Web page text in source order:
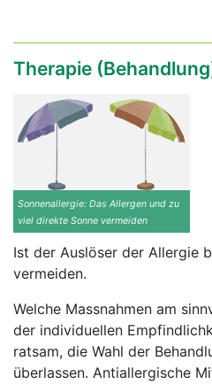
Therapie
Sonnenallergie: Das Allergen und zu
viel direkte Sonne vermeiden
Ist der Auslöser der Allergie
vermeiden.
Welche Massnahmen am
der individuellen
ratsam, die Wahl der
überlassen. Antiallergische